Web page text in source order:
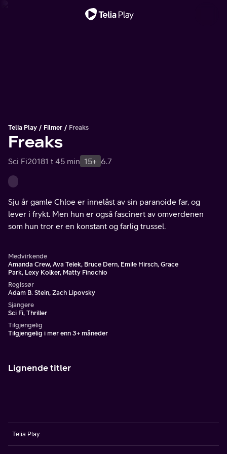
Telia Play Filmer Freaks
Freaks
Sci Fi20181 t 45 min 15+ 6.7
Sju år gamle Chloe er innelåst av sin paranoide far, og
lever i frykt. Men hun er også fascinert av omverdenen
som hun tror er en konstant og farlig trussel.
Medvirkende
Amanda Crew, Ava Telek, Bruce Dern, Emile Hirsch, Grace
Park, Lexy Kolker, Matty Finochio
Regissør
Adam B. Stein, Zach Lipovsky
Sjangere
Sci Fi, Thriller
Tilgjengelig
Tilgjengelig i mer enn 3+ måneder
Lignende titler
Telia Play